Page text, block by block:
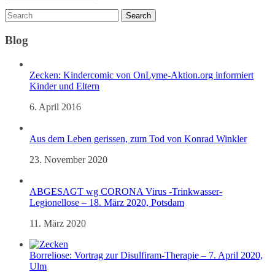
Blog
Zecken: Kindercomic von OnLyme-Aktion.org informiert
Kinder und Eltern
6. April 2016
Aus dem Leben gerissen, zum Tod von Konrad Winkler
23. November 2020
ABGESAGT wg CORONA Virus -Trinkwasser-
Legionellose – 18. März 2020, Potsdam
11. März 2020
Borreliose: Vortrag zur Disulfiram-Therapie – 7. April 2020,
Ulm